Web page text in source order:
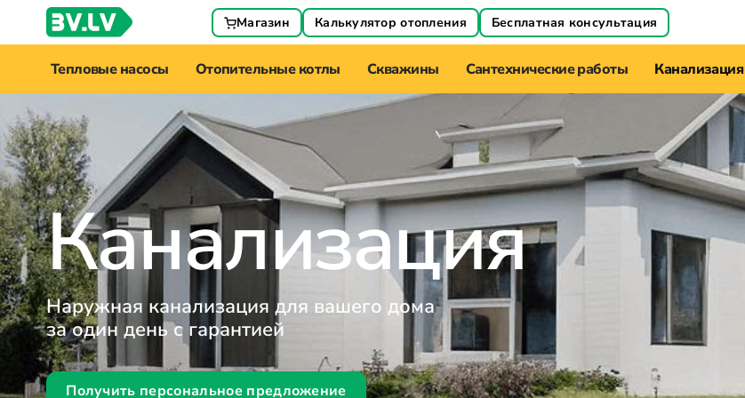
Магазин Калькулятор отопления Бесплатная консультация
Тепловые насосы Отопительные котлы Скважины Сантехнические работы Канализация
Канализация
Наружная канализация для вашего дома
за один день с гарантией
Получить персональное предложение